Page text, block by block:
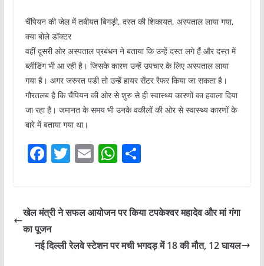
चैंपियन की जेल में तबीयत बिगड़ी, दस्त की शिकायत, अस्पताल लाया गया,
क्या बोले डॉक्टर
वहीं दूसरी ओर अस्पताल प्रबंधन ने बताया कि उन्हें दस्त लगे हैं और दस्त में
ब्लीडिंग भी आ रही है। जिसके कारण उन्हें उपचार के लिए अस्पताल लाया
गया है। अगर जरुरत पडी तो उन्हें हायर सेंटर रैफर किया जा सकता है।
गौरतलब है कि चैंपियन की ओर से शुरु से ही स्वास्थ्य कारणों का हवाला दिया
जा रहा है। जमानत के समय भी उनके वकीलों की ओर से स्वास्थ्य कारणों के
बारे में बताया गया था।
F
e
b
o
T
er
E
l
W
s
p
S
e
खेल मंत्री ने सफल आयोजन पर किया टपकेश्वर महादेव और मां गंगा
का पूजन
नई दिल्ली रेलवे स्टेशन पर मची भगदड़ में 18 की मौत, 12 घायल